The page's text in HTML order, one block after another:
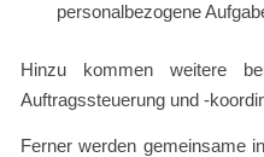
personalbezogene
Hinzu kommen weitere
Auftragssteuerung und -
Ferner werden gemeinsame